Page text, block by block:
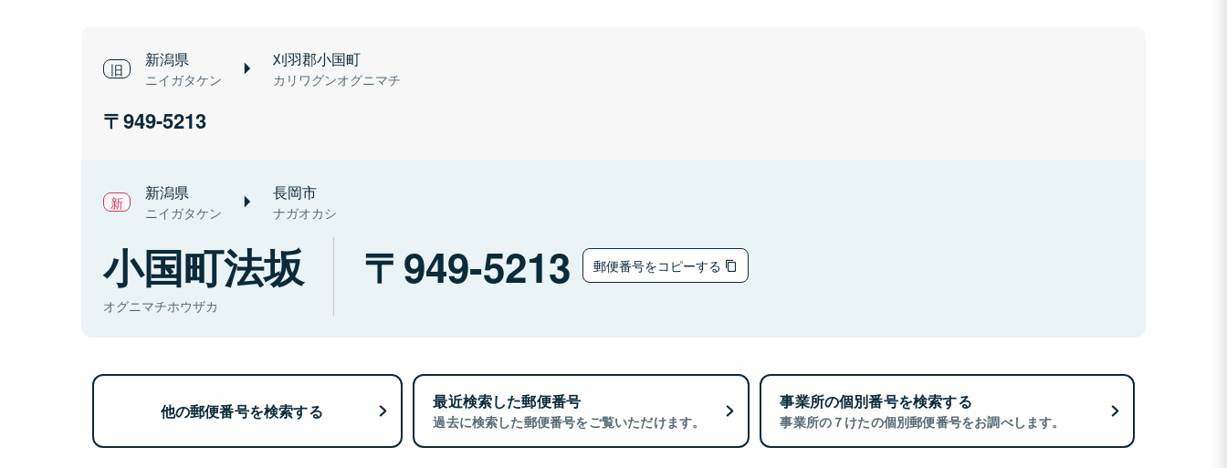
新潟県
ニイガタケン
刈羽郡小国町
カリワグンオグニマチ
949-5213
新潟県
ニイガタケン
長岡市
ナガオカシ
小国町法坂
オグニマチホウザカ
949-5213 郵便番号をコピーする
他の郵便番号を検索する 最近検索した郵便番号
過去に検索した郵便番号をご覧いただけます。
事業所の個別番号を検索する
事業所の７けたの個別郵便番号をお調べします。